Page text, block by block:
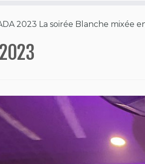
2023 La soirée Blanche mixée